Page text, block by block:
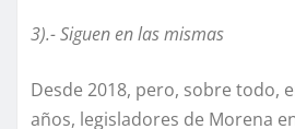
3).- Siguen en las mismas
Desde 2018, pero, sobre todo,
años, legisladores de Morena